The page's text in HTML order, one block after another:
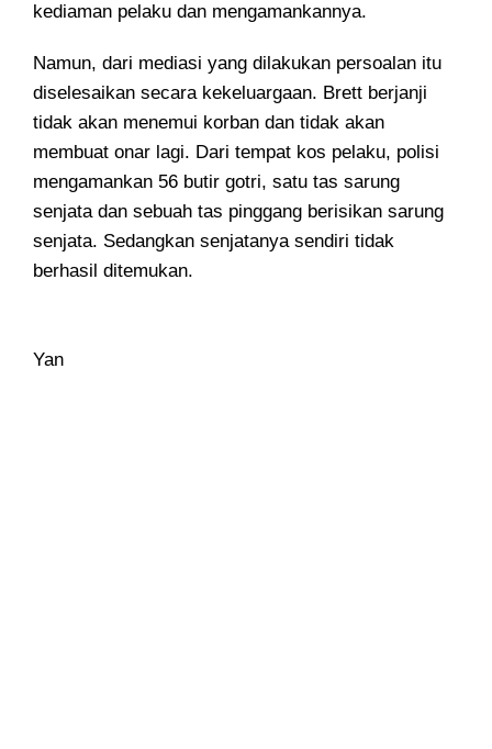
kediaman pelaku dan mengamankannya.
Namun, dari mediasi yang dilakukan persoalan itu
diselesaikan secara kekeluargaan. Brett berjanji
tidak akan menemui korban dan tidak akan
membuat onar lagi. Dari tempat kos pelaku, polisi
mengamankan 56 butir gotri, satu tas sarung
senjata dan sebuah tas pinggang berisikan sarung
senjata. Sedangkan senjatanya sendiri tidak
berhasil ditemukan.
Yan